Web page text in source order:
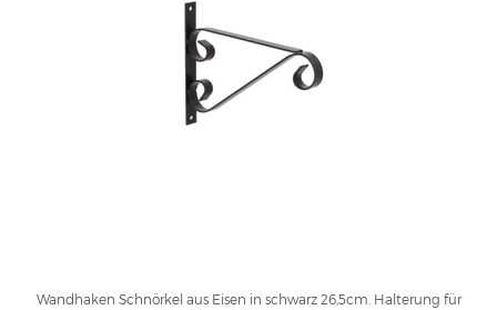
Wandhaken Schnörkel aus Eisen in schwarz 26,5cm. Halterung für